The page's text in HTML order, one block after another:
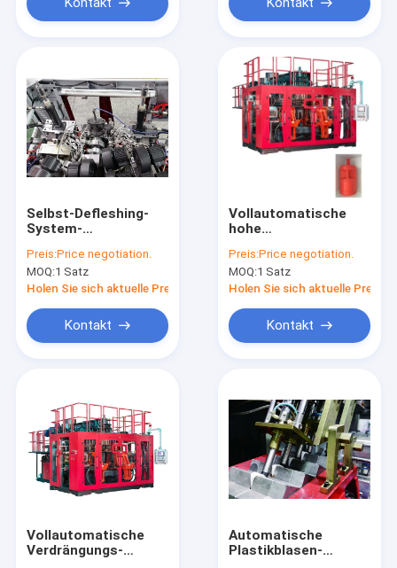
Selbst-Defleshing-
System-
Blasformen-
Maschine
Preis:Price negotiation.
MOQ:1 Satz
Holen Sie sich aktuelle Preis
Kontakt
Vollautomatische
hohe
Blasen-Maschinen-
MP100FD drei der
Schicht-20L 30L
Preis:Price negotiation.
MOQ:1 Satz
Holen Sie sich aktuelle Preis
Kontakt
Vollautomatische
Verdrängungs-
Automatische
Plastikblasen-